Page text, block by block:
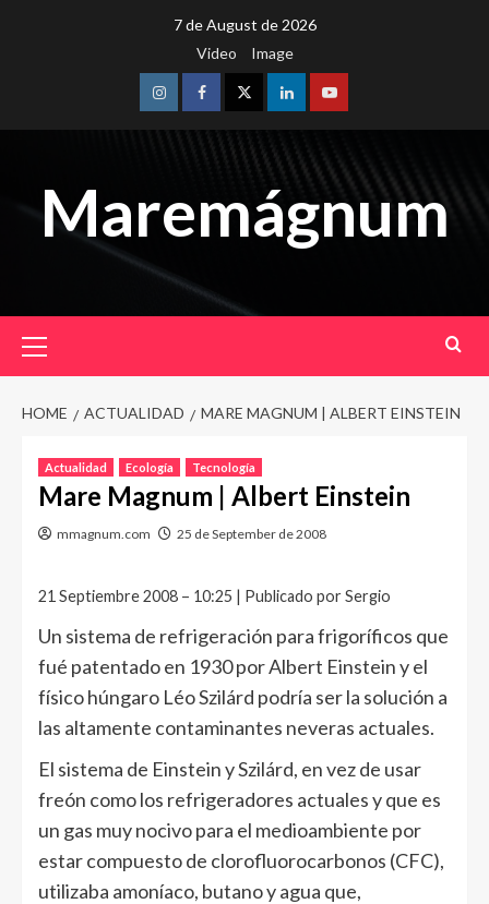
7 de August de 2026
Video
Image
InstagramFacebookTwitterLinkedinYoutube
Maremágnum
Menu
HOME ACTUALIDAD MARE MAGNUM | ALBERT EINSTEIN
Actualidad Ecología Tecnología
Mare Magnum | Albert Einstein
mmagnum.com 25 de September de 2008
21 Septiembre 2008 – 10:25 | Publicado por Sergio
Un sistema de refrigeración para frigoríficos que
fué patentado en 1930 por Albert Einstein y el
físico húngaro Léo Szilárd podría ser la solución a
las altamente contaminantes neveras actuales.
El sistema de Einstein y Szilárd, en vez de usar
freón como los refrigeradores actuales y que es
un gas muy nocivo para el medioambiente por
estar compuesto de clorofluorocarbonos (CFC),
utilizaba amoníaco, butano y agua que,